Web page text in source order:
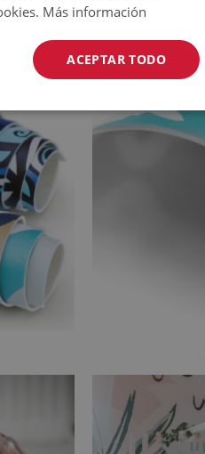
Más información
ACEPTAR TODO